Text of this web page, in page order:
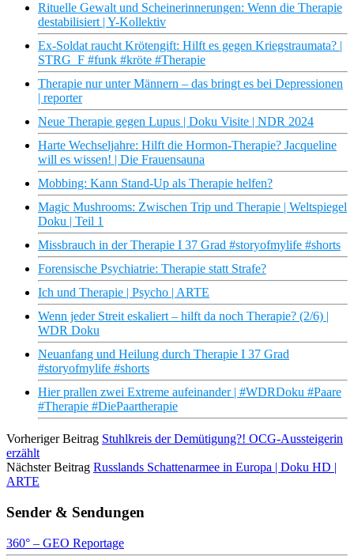
Rituelle Gewalt und Scheinerinnerungen: Wenn die Therapie
destabilisiert | Y-Kollektiv
Ex-Soldat raucht Krötengift: Hilft es gegen Kriegstraumata? |
STRG_F #funk #kröte #Therapie
Therapie nur unter Männern – das bringt es bei Depressionen
| reporter
Neue Therapie gegen Lupus | Doku Visite | NDR 2024
Harte Wechseljahre: Hilft die Hormon-Therapie? Jacqueline
will es wissen! | Die Frauensauna
Mobbing: Kann Stand-Up als Therapie helfen?
Magic Mushrooms: Zwischen Trip und Therapie | Weltspiegel
Doku | Teil 1
Missbrauch in der Therapie I 37 Grad #storyofmylife #shorts
Forensische Psychiatrie: Therapie statt Strafe?
Ich und Therapie | Psycho | ARTE
Wenn jeder Streit eskaliert – hilft da noch Therapie? (2/6) |
WDR Doku
Neuanfang und Heilung durch Therapie I 37 Grad
#storyofmylife #shorts
Hier prallen zwei Extreme aufeinander | #WDRDoku #Paare
#Therapie #DiePaartherapie
Vorheriger Beitrag Stuhlkreis der Demütigung?! OCG-Aussteigerin
erzählt
Nächster Beitrag Russlands Schattenarmee in Europa | Doku HD |
ARTE
Sender & Sendungen
360° – GEO Reportage